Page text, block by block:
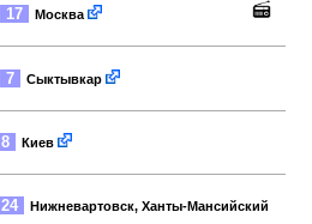
17 Москва
7 Сыктывкар
8 Киев
24
Нижневартовск, Ханты-Мансийский